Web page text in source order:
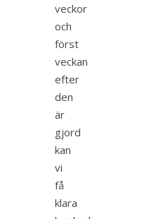
veckor
och
först
veckan
efter
den
är
gjord
kan
vi
få
klara